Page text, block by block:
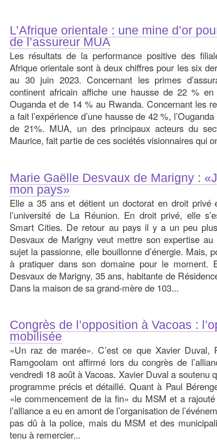
L’Afrique orientale : une mine d’or
de l’assureur MUA
Les résultats de la performance positive des
Afrique orientale sont à deux chiffres pour les six
au 30 juin 2023. Concernant les primes
continent africain affiche une hausse de 22 %
Ouganda et de 14 % au Rwanda. Concernant les
a fait l’expérience d’une hausse de 42 %,
de 21%. MUA, un des principaux acteurs du
Maurice, fait partie de ces sociétés visionnaires qui
Marie Gaëlle Desvaux de Marigny :
mon pays»
Elle a 35 ans et détient un doctorat en droit privé
l’université de La Réunion. En droit privé, elle
Smart Cities. De retour au pays il y a un peu
Desvaux de Marigny veut mettre son expertise
sujet la passionne, elle bouillonne d’énergie. Mais,
à pratiquer dans son domaine pour le moment.
Desvaux de Marigny, 35 ans, habitante de
Dans la maison de sa grand-mère de 103...
Congrès de l’opposition à Vacoas :
mobilisée
«Un raz de marée». C’est ce que Xavier Duval,
Ramgoolam ont affirmé lors du congrès de
vendredi 18 août à Vacoas. Xavier Duval a soutenu
programme précis et détaillé. Quant à Paul
«le commencement de la fin» du MSM et a
l’alliance a eu en amont de l’organisation de
pas dû à la police, mais du MSM et des
tenu à remercier...